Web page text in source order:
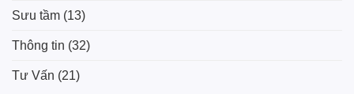
Sưu tầm (13)
Thông tin (32)
Tư Vấn (21)